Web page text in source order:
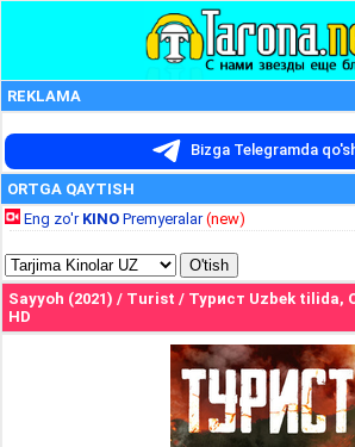
REKLAMA
Bizga Telegramda
ORTGA QAYTISH
Eng zo'r KINO Premyeralar(new)
Sayyoh (2021) / Turist / Турист Uzbek tilida,
HD